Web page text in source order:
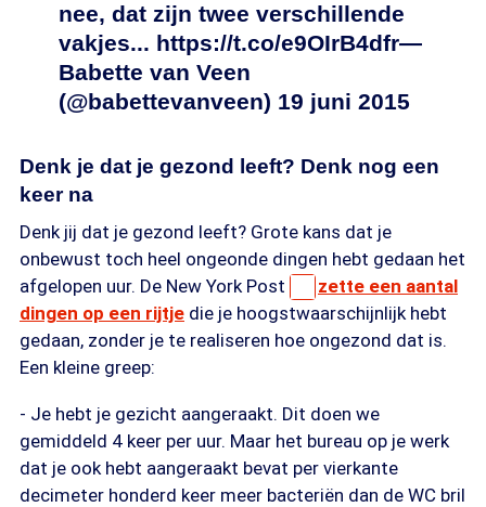
nee, dat zijn twee verschillende
vakjes... https://t.co/e9OIrB4dfr—
Babette van Veen
(@babettevanveen) 19 juni 2015
Denk je dat je gezond leeft? Denk nog een
keer na
Denk jij dat je gezond leeft? Grote kans dat je
onbewust toch heel ongeonde dingen hebt gedaan het
afgelopen uur. De New York Post
zette een aantal
dingen op een rijtje die je hoogstwaarschijnlijk hebt
gedaan, zonder je te realiseren hoe ongezond dat is.
Een kleine greep:
- Je hebt je gezicht aangeraakt. Dit doen we
gemiddeld 4 keer per uur. Maar het bureau op je werk
dat je ook hebt aangeraakt bevat per vierkante
decimeter honderd keer meer bacteriën dan de WC bril